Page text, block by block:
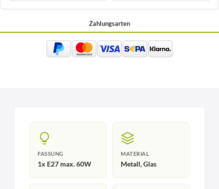
Zahlungsarten
FASSUNG
1x E27 max. 60W
MATERIAL
Metall, Glas